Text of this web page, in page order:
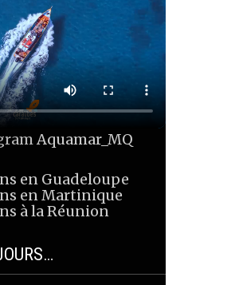
Aquamar_MQ
en Guadeloupe
en Martinique
à la Réunion